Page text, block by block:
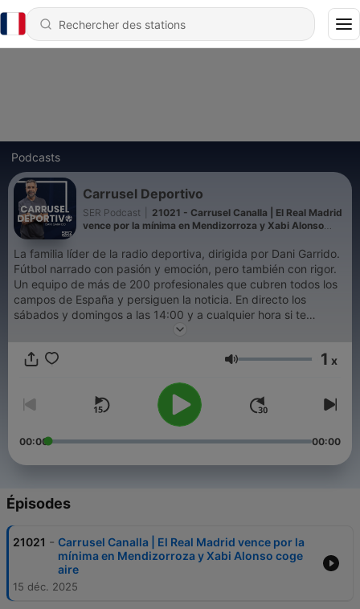
Podcasts
Carrusel Deportivo
SER Podcast
21021 - Carrusel Canalla | El Real Madrid
vence por la mínima en Mendizorroza y Xabi Alonso
La familia líder de la radio deportiva, dirigida por Dani Garrido.
Fútbol narrado con pasión y emoción, pero también con rigor.
Un equipo de más de 200 profesionales que cubren todos los
campos de España y persiguen la noticia. En directo los
sábados y domingos a las 14:00 y a cualquier hora si te
Volume 1 x
00:00 00:00
Épisodes
21021 - Carrusel Canalla | El Real Madrid vence por la
mínima en Mendizorroza y Xabi Alonso coge
aire
15 déc. 2025